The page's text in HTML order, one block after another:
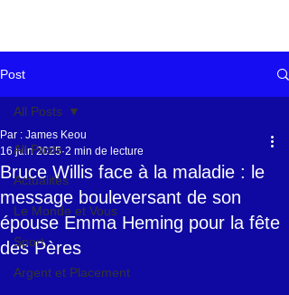
Post
All Posts
Actualités
Le Monde et Vous
Sport
Argent et Placement
All Posts
Bruce Willis face à la maladie : le
message bouleversant de son
épouse Emma Heming pour la fête
des Pères
Par : James Keou
16 juin 2025 2 min de lecture